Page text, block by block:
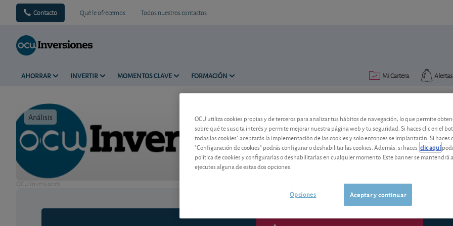
Contacto Qué le ofrecemos Todos nuestros contactos
AHORRAR INVERTIR MOMENTOS CLAVE FORMACIÓN Alertas
Mi Cartera
Análisis Tiempo de lectura: 1 min.
OCU Inversiones
Gamesa: venta de
El grupo español profundiza en su
OCU utiliza cookies propias y de terceros para analizar tus hábitos de navegación, lo que permite
sobre qué te suscita interés y permite mejorar nuestra página web y tu seguridad. Si haces clic en el
todas las cookies" aceptarás la implementación de las cookies y solo entonces se implantarán. Si haces
"Configuración de cookies" podrás configurar o deshabilitar las cookies. Además, si haces clic aquí
política de cookies y configurarlas o deshabilitarlas en cualquier momento. Este banner se mantendrá
ejecutes alguna de estas dos opciones.
Aceptar y continuar
Opciones